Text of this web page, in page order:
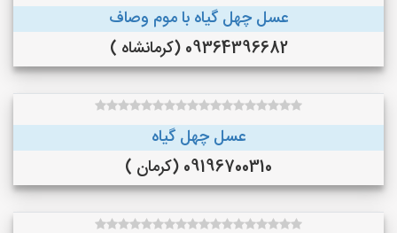
عسل چهل گیاه با موم وصاف
09364396682 (کرمانشاه )
عسل چهل گیاه
09196700310 (کرمان )